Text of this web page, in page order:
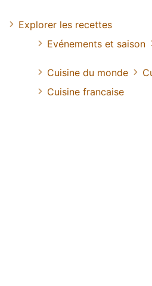
Explorer les recettes
Evénements et saison
Cuisine du monde
Cuisine francaise